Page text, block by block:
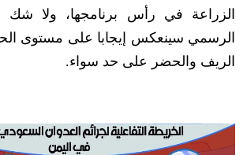
الزراعة في رأس برنامجها، ولا شك
الرسمي سينعكس إيجابا على مستوى
الريف والحضر على حد سواء.